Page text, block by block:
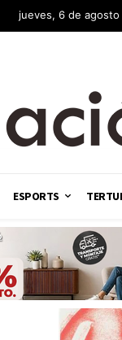
jueves, 6 de
ESPORTS